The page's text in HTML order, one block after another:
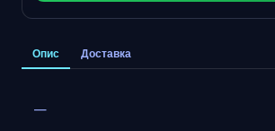
Опис Доставка
—